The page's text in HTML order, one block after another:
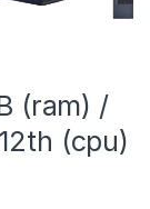
(ram) /
(cpu)